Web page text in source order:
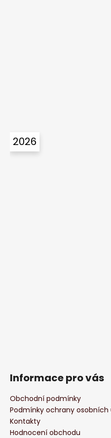
2026
Informace pro vás
Obchodní podmínky
Podmínky ochrany osobních
Kontakty
Hodnocení obchodu